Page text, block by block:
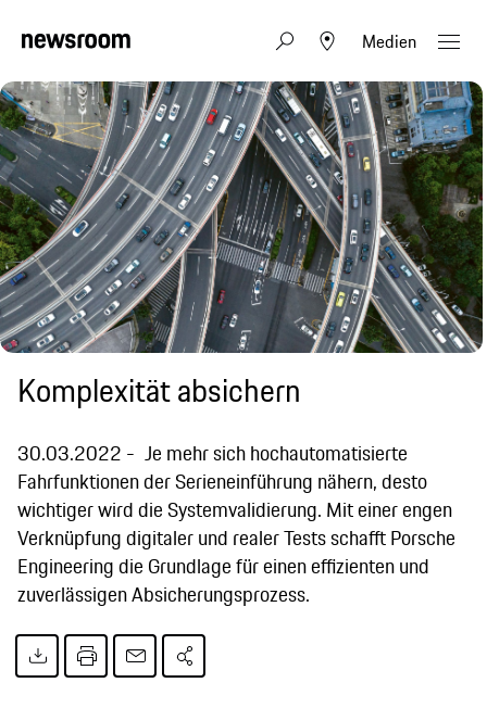
Medien
Komplexität absichern
30.03.2022
Je mehr sich hochautomatisierte
Fahrfunktionen der Serieneinführung nähern, desto
wichtiger wird die Systemvalidierung. Mit einer engen
Verknüpfung digitaler und realer Tests schafft Porsche
Engineering die Grundlage für einen effizienten und
zuverlässigen Absicherungsprozess.